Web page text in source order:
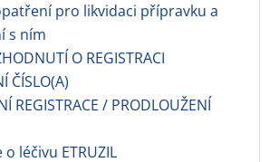
pro likvidaci přípravku a
s ním
O REGISTRACI
ČÍSLO(A)
REGISTRACE / PRODLOUŽENÍ
léčivu ETRUZIL